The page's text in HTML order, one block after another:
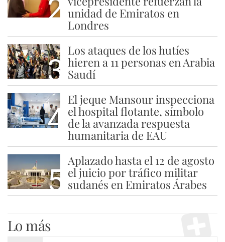
2 unidad de Emiratos en
Londres
3
Los ataques de los hutíes
hieren a 11 personas en Arabia
Saudí
4
El jeque Mansour inspecciona
el hospital flotante, símbolo
de la avanzada respuesta
humanitaria de EAU
5
Aplazado hasta el 12 de agosto
el juicio por tráfico militar
sudanés en Emiratos Árabes
Lo más